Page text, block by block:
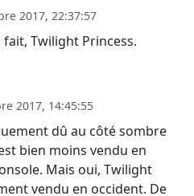
2017, 22:37:57
fait, Twilight Princess.
2017, 14:45:55
dû au côté sombre
bien moins vendu en
Mais oui, Twilight
vendu en occident. De